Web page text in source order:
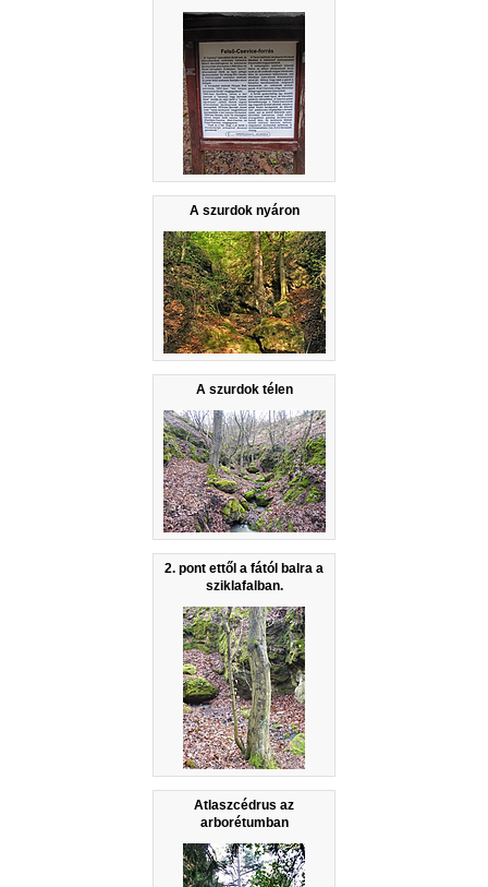
A szurdok nyáron
A szurdok télen
2. pont ettől a fától balra a
sziklafalban.
Atlaszcédrus az
arborétumban